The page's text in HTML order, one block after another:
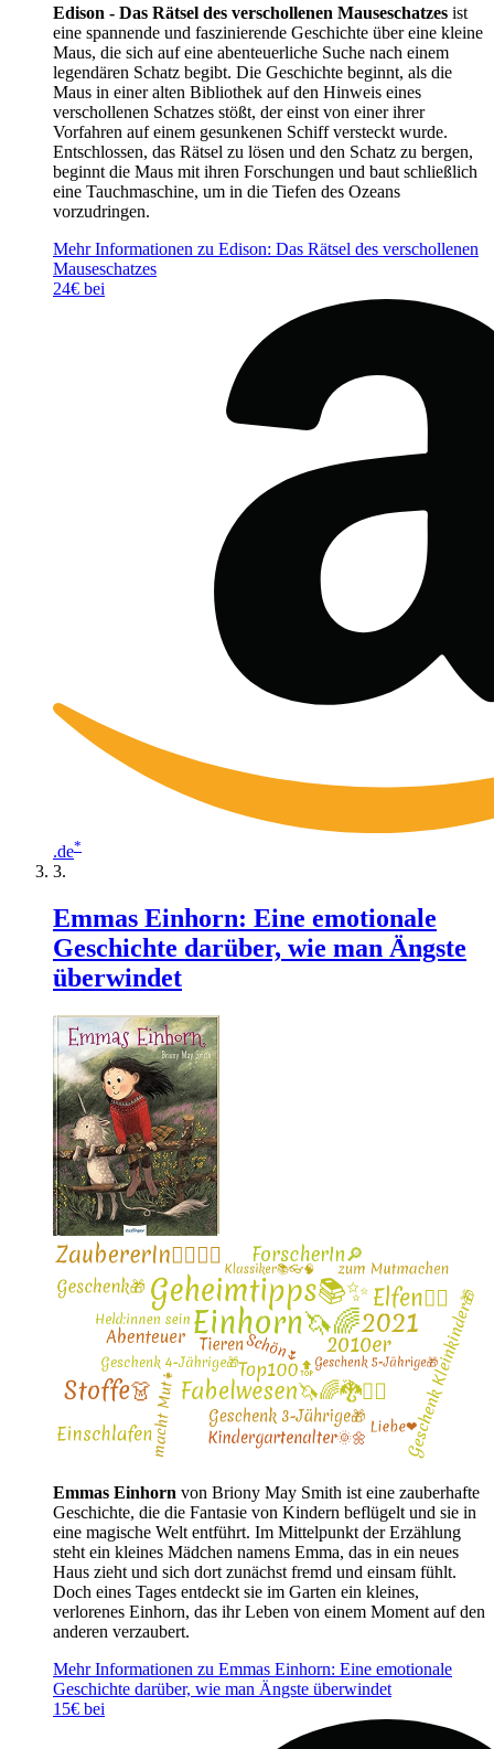
Edison - Das Rätsel des verschollenen Mauseschatzes ist
eine spannende und faszinierende Geschichte über eine kleine
Maus, die sich auf eine abenteuerliche Suche nach einem
legendären Schatz begibt. Die Geschichte beginnt, als die
Maus in einer alten Bibliothek auf den Hinweis eines
verschollenen Schatzes stößt, der einst von einer ihrer
Vorfahren auf einem gesunkenen Schiff versteckt wurde.
Entschlossen, das Rätsel zu lösen und den Schatz zu bergen,
beginnt die Maus mit ihren Forschungen und baut schließlich
eine Tauchmaschine, um in die Tiefen des Ozeans
vorzudringen.
Mehr Informationen zu Edison: Das Rätsel des verschollenen
Mauseschatzes
24€ bei
.de*
Emmas Einhorn: Eine emotionale
Geschichte darüber, wie man Ängste
überwindet
Emmas Einhorn von Briony May Smith ist eine zauberhafte
Geschichte, die die Fantasie von Kindern beflügelt und sie in
eine magische Welt entführt. Im Mittelpunkt der Erzählung
steht ein kleines Mädchen namens Emma, das in ein neues
Haus zieht und sich dort zunächst fremd und einsam fühlt.
Doch eines Tages entdeckt sie im Garten ein kleines,
verlorenes Einhorn, das ihr Leben von einem Moment auf den
anderen verzaubert.
Mehr Informationen zu Emmas Einhorn: Eine emotionale
Geschichte darüber, wie man Ängste überwindet
15€ bei